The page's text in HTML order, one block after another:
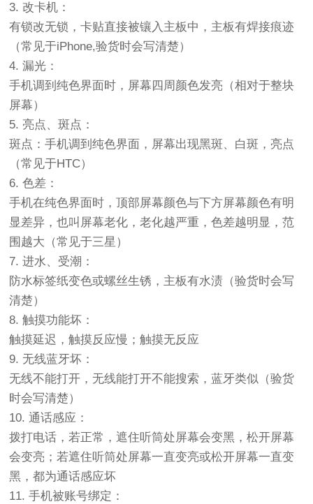
3. 改卡机：
有锁改无锁，卡贴直接被镶入主板中，主板有焊接痕迹
（常见于iPhone,验货时会写清楚）
4. 漏光：
手机调到纯色界面时，屏幕四周颜色发亮（相对于整块
屏幕）
5. 亮点、斑点：
斑点：手机调到纯色界面，屏幕出现黑斑、白斑，亮点
（常见于HTC）
6. 色差：
手机在纯色界面时，顶部屏幕颜色与下方屏幕颜色有明
显差异，也叫屏幕老化，老化越严重，色差越明显，范
围越大（常见于三星）
7. 进水、受潮：
防水标签纸变色或螺丝生锈，主板有水渍（验货时会写
清楚）
8. 触摸功能坏：
触摸延迟，触摸反应慢；触摸无反应
9. 无线蓝牙坏：
无线不能打开，无线能打开不能搜索，蓝牙类似（验货
时会写清楚）
10. 通话感应：
拨打电话，若正常，遮住听筒处屏幕会变黑，松开屏幕
会变亮；若遮住听筒处屏幕一直变亮或松开屏幕一直变
黑，都为通话感应坏
11. 手机被账号绑定：